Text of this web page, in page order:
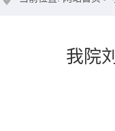
我院